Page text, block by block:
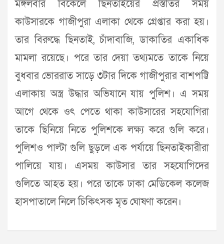
মঙ্গলবার বিকেলে ছিনতাইয়ের প্রস্ততির সময়
কাউসারকে গাজীপুরা এলাকা থেকে গ্রেপ্তার করা হয়।
তার বিরুদ্ধে ছিনতাই, চাঁদাবাজি, ডাকাতির একাধিক
মামলা রয়েছে। পরে তার দেয়া তথ্যমতে তাকে নিয়ে
বুধবার ভোররাত সাড়ে ৩টার দিকে গাজীপুরার বাশপট্টি
এলাকায় অস্ত্র উদ্ধার অভিযানে যায় পুলিশ। এ সময়
আগে থেকে ওৎ পেতে থাকা কাউসারের সহযোগিরা
তাকে ছিনিয়ে নিতে পুলিশকে লক্ষ্য করে গুলি করে।
পুলিশও পাল্টা গুলি ছুড়লে এক পর্যায়ে ছিনতাইকারীরা
পালিয়ে যায়। এসময় কাউসার তার সহযোগিদের
গুলিতে আহত হয়। পরে তাকে ঢাকা মেডিকেল কলেজ
হাসপাতালে নিলে চিকিৎসক মৃত ঘোষণা করেন।